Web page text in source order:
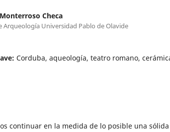
Checa
Arqueología Universidad Pablo de Olavide
Corduba, aqueología, teatro romano,
continuar en la medida de lo posible una